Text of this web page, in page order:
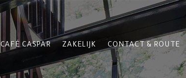
CAFÉ CASPAR ZAKELIJK CONTACT & ROUTE